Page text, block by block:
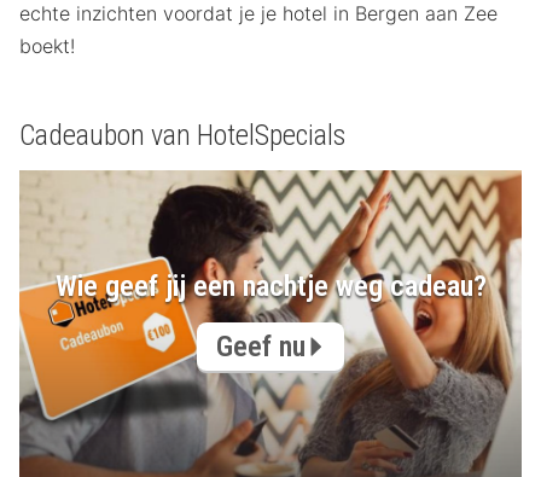
echte inzichten voordat je je hotel in Bergen aan Zee
boekt!
Cadeaubon van HotelSpecials
Wie geef jij een nachtje weg cadeau?
Geef nu